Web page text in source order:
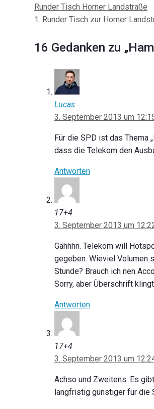
Beitrags-
Navigation
Runder Tisch Horner Landstraße
1. Runder Tisch zur Horner
16 Gedanken zu
Lucas
3. September 2013 um
Für die SPD ist das Thema
dass die Telekom den
Antworten
17+4
3. September 2013 um
Gähhhn. Telekom will
gegeben. Wieviel Volumen
Stunde? Brauch ich nen
Sorry, aber Überschrift
Antworten
17+4
3. September 2013 um
Achso und Zweitens: Es
langfristig günstiger für die